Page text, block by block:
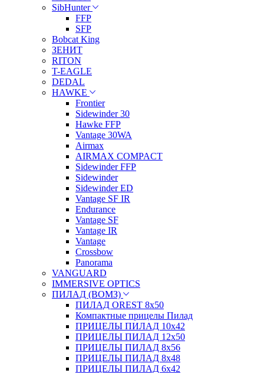
SibHunter
FFP
SFP
Bobcat King
ЗЕНИТ
RITON
T-EAGLE
DEDAL
HAWKE
Frontier
Sidewinder 30
Hawke FFP
Vantage 30WA
Airmax
AIRMAX COMPACT
Sidewinder FFP
Sidewinder
Sidewinder ED
Vantage SF IR
Endurance
Vantage SF
Vantage IR
Vantage
Crossbow
Panorama
VANGUARD
IMMERSIVE OPTICS
ПИЛАД (ВОМЗ)
ПИЛАД OREST 8х50
Компактные прицелы Пилад
ПРИЦЕЛЫ ПИЛАД 10х42
ПРИЦЕЛЫ ПИЛАД 12х50
ПРИЦЕЛЫ ПИЛАД 8х56
ПРИЦЕЛЫ ПИЛАД 8х48
ПРИЦЕЛЫ ПИЛАД 6х42